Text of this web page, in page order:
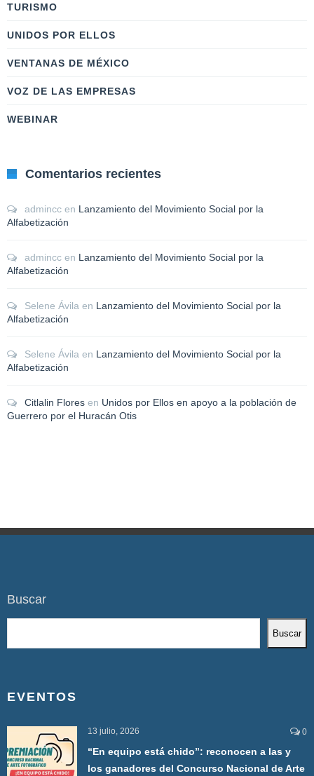
TURISMO
UNIDOS POR ELLOS
VENTANAS DE MÉXICO
VOZ DE LAS EMPRESAS
WEBINAR
Comentarios recientes
admincc en Lanzamiento del Movimiento Social por la
Alfabetización
admincc en Lanzamiento del Movimiento Social por la
Alfabetización
Selene Ávila en Lanzamiento del Movimiento Social por la
Alfabetización
Selene Ávila en Lanzamiento del Movimiento Social por la
Alfabetización
Citlalin Flores en Unidos por Ellos en apoyo a la población de
Guerrero por el Huracán Otis
Buscar
Buscar
EVENTOS
13 julio, 2026 0
“En equipo está chido”: reconocen a las y
los ganadores del Concurso Nacional de Arte